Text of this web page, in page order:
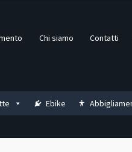
Chi siamo Contatti
Ebike